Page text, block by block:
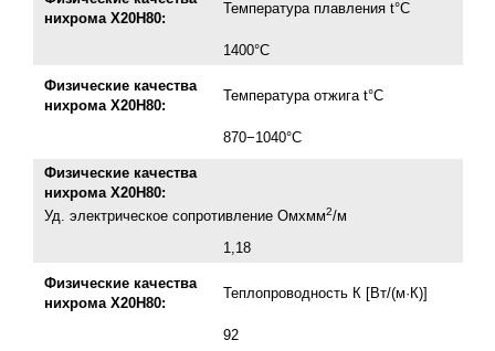
нихрома Х20Н80:
Температура плавления t°С
1400°С
Физические качества
нихрома Х20Н80:
Температура отжига t°С
870−1040°С
Физические качества
нихрома Х20Н80:
Уд. электрическое сопротивление Омxмм2/м
1,18
Физические качества
нихрома Х20Н80:
Теплопроводность К [Вт/(м·К)]
92